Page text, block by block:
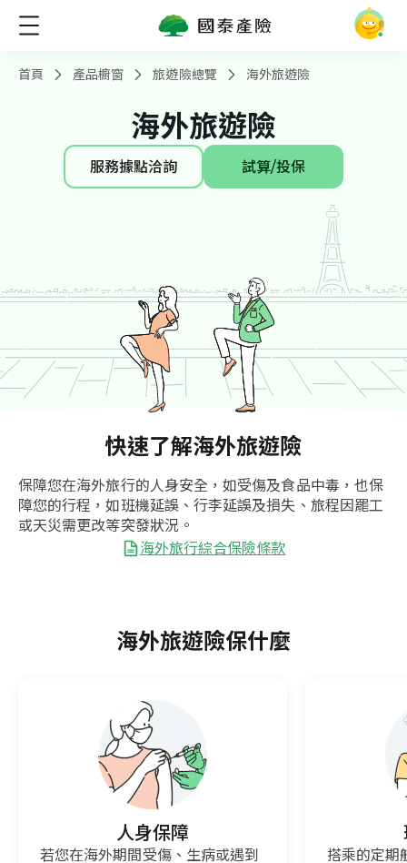
首頁 產品櫥窗 旅遊險總覽 海外旅遊險
海外旅遊險
服務據點洽詢 試算/投保
快速了解海外旅遊險
保障您在海外旅行的人身安全，如受傷及食品中毒，也保
障您的行程，如班機延誤、行李延誤及損失、旅程因罷工
或天災需更改等突發狀況。
海外旅行綜合保險條款
海外旅遊險保什麼
人身保障
若您在海外期間受傷、生病或遇到
搭乘的定期